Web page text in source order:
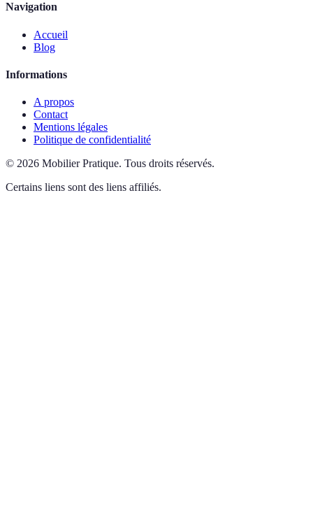
Navigation
Accueil
Blog
Informations
A propos
Contact
Mentions légales
Politique de confidentialité
© 2026 Mobilier Pratique. Tous droits réservés.
Certains liens sont des liens affiliés.